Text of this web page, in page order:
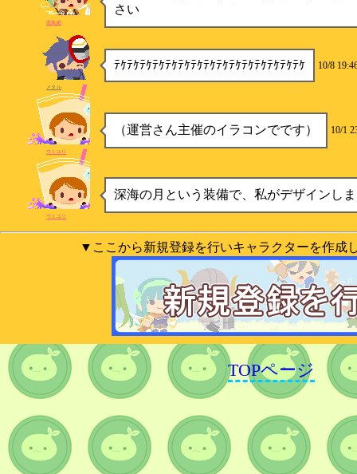
さい
金魚姫
ﾃｹﾃｹﾃｹﾃｹﾃｹﾃｹﾃｹﾃｹﾃｹﾃｹﾃｹﾃｹﾃｹﾃｹﾃｹ 10/8
メタル
（運営さん主催のイラコンでです） 10/1
ウミユリ
深海の月という装備で、私がデザインし
ウミユリ
▼ここから新規登録を行いキャラクターを作成
TOPページ